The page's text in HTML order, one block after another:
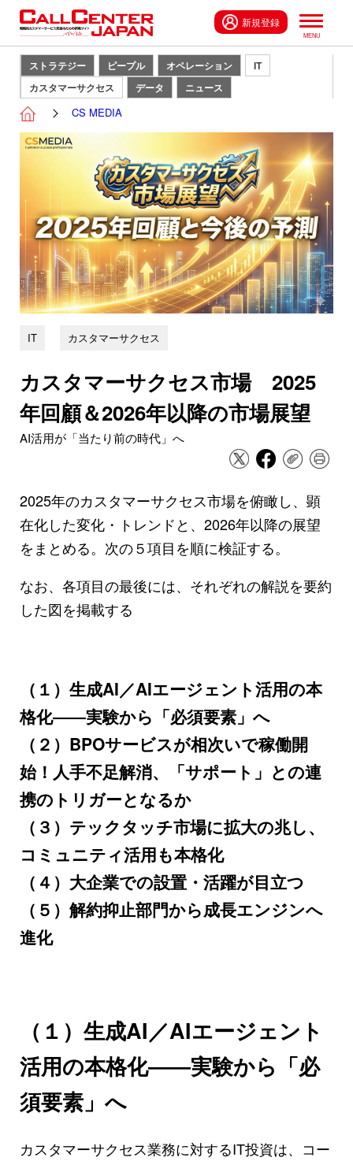
新規登録
ストラテジー ピープル オペレーション
IT
カスタマーサクセス
データ ニュース
CS MEDIA
IT カスタマーサクセス
カスタマーサクセス市場 2025
年回顧＆2026年以降の市場展望
AI活用が「当たり前の時代」へ
2025年のカスタマーサクセス市場を俯瞰し、顕
在化した変化・トレンドと、2026年以降の展望
をまとめる。次の５項目を順に検証する。
なお、各項目の最後には、それぞれの解説を要約
した図を掲載する
（１）生成AI／AIエージェント活用の本
格化――実験から「必須要素」へ
（２）BPOサービスが相次いで稼働開
始！人手不足解消、「サポート」との連
携のトリガーとなるか
（３）テックタッチ市場に拡大の兆し、
コミュニティ活用も本格化
（４）大企業での設置・活躍が目立つ
（５）解約抑止部門から成長エンジンへ
進化
（１）生成AI／AIエージェント
活用の本格化――実験から「必
須要素」へ
カスタマーサクセス業務に対するIT投資は、コー